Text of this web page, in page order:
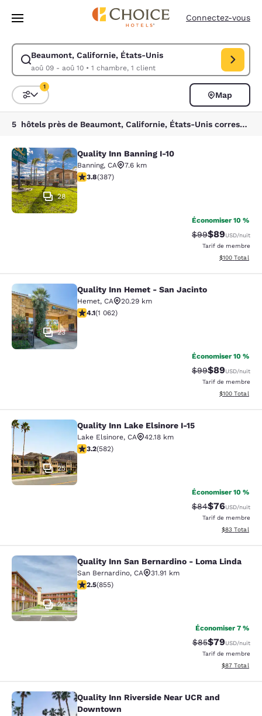
Passer à Contenu Principal
Connectez-vous
Beaumont, Californie, États-Unis
aoû 09 - aoû 10• 1 chambre, 1 client
Modifiez la recherche pour Beaumont, Californie, États-Unis. Date
Trier et filtrer
1
Map
5 hôtels près de Beaumont, Californie, États-Unis correspondant à vos filtres
Quality Inn Banning I-10
28
Quality Inn Banning I-10
Banning, CA
7.6 km
3.81 étoiles. Bien. 387 commentaires
3.8(387)
Économiser 10 %
Tarif barré :
$99Tarif réduit :
$89USD/nuit
Tarif de membre
Afficher les
$100 Total
Quality Inn Hemet - San Jacinto
23
Quality Inn Hemet - San Jacinto
Hemet, CA
20.29 km
4.07 étoiles. Très bon. 1062 commentaires
4.1(1 062)
Économiser 10 %
Tarif barré :
$99Tarif réduit :
$89USD/nuit
Tarif de membre
Afficher les
$100 Total
Quality Inn Lake Elsinore I-15
25
Quality Inn Lake Elsinore I-15
Lake Elsinore, CA
42.18 km
3.23 étoiles. Bien. 582 commentaires
3.2(582)
Économiser 10 %
Tarif barré :
$84Tarif réduit :
$76USD/nuit
Tarif de membre
Afficher les
$83 Total
Quality Inn San Bernardino - Loma
24
Quality Inn San Bernardino - Loma Linda
San Bernardino, CA
31.91 km
2.49 étoiles. Moyen. 855 commentaires
2.5(855)
Économiser 7 %
Tarif barré :
$85Tarif réduit :
$79USD/nuit
Tarif de membre
Afficher les
$87 Total
Quality Inn Riverside Near UCR
Quality Inn Riverside Near UCR and
Downtown